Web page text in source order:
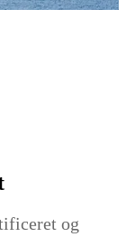
og